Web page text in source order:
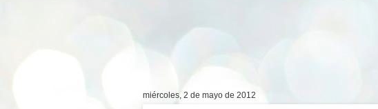
miércoles, 2 de mayo de 2012